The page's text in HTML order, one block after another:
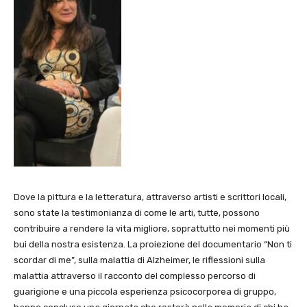
Dove la pittura e la letteratura, attraverso artisti e scrittori locali,
sono state la testimonianza di come le arti, tutte, possono
contribuire a rendere la vita migliore, soprattutto nei momenti più
bui della nostra esistenza. La proiezione del documentario “Non ti
scordar di me”, sulla malattia di Alzheimer, le riflessioni sulla
malattia attraverso il racconto del complesso percorso di
guarigione e una piccola esperienza psicocorporea di gruppo,